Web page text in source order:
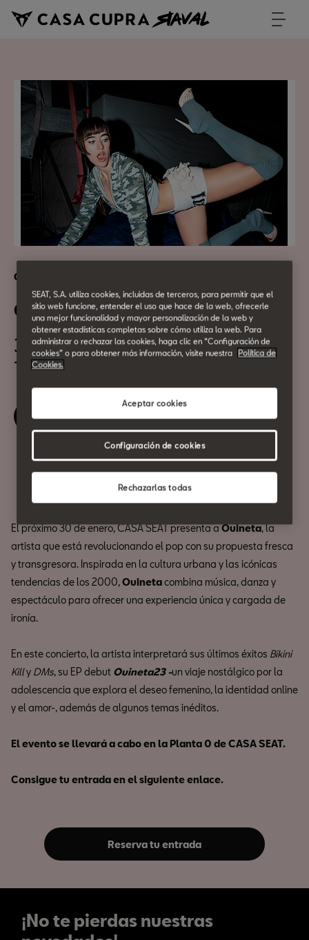
Cultura Urbana
Ouineta, en concierto
30 de Enero
19:00h
Reserva tu entrada
El próximo 30 de enero, CASA SEAT presenta aOuineta, la
artista que está revolucionando el pop con su propuesta fresca
y transgresora. Inspirada en la cultura urbana y las icónicas
tendencias de los 2000,Ouinetacombina música, danza y
espectáculo para ofrecer una experiencia única y cargada de
ironía.
En este concierto, la artista interpretará sus últimos éxitos Bikini
Killy DMs, su EP debut Ouineta23 -un viaje nostálgico por la
adolescencia que explora el deseo femenino, la identidad online
y el amor-, además de algunos temas inéditos.
El evento se llevará a cabo en la Planta 0 de CASA SEAT.
Consigue tu entrada en el siguiente enlace.
Reserva tu entrada
¡No te pierdas nuestras
SEAT, S.A. utiliza cookies, incluidas de terceros, para permitir que el
sitio web funcione, entender el uso que hace de la web, ofrecerle
una mejor funcionalidad y mayor personalización de la web y
obtener estadísticas completas sobre cómo utiliza la web. Para
administrar o rechazar las cookies, haga clic en “Configuración de
cookies” o para obtener más información, visite nuestra Política de
Cookies.
Rechazarlas todas
Aceptar cookies
Configuración de cookies